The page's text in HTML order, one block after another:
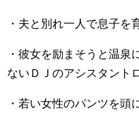
・夫と別れ一人で息子を
・彼女を励まそうと温泉
ないＤＪのアシスタント
・若い女性のパンツを